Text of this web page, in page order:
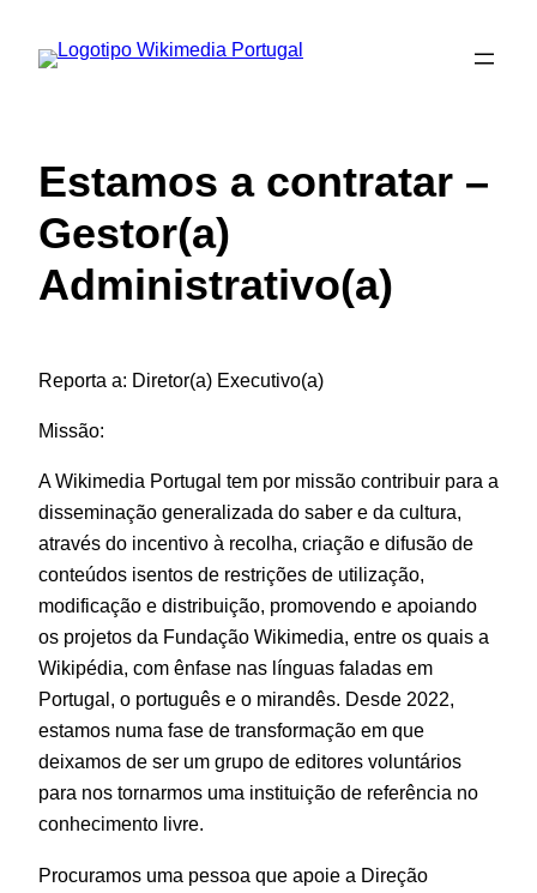
para
Estamos a contratar –
Gestor(a)
Administrativo(a)
Reporta a: Diretor(a) Executivo(a)
Missão:
A Wikimedia Portugal tem por missão contribuir para a
disseminação generalizada do saber e da cultura,
através do incentivo à recolha, criação e difusão de
conteúdos isentos de restrições de utilização,
modificação e distribuição, promovendo e apoiando
os projetos da Fundação Wikimedia, entre os quais a
Wikipédia, com ênfase nas línguas faladas em
Portugal, o português e o mirandês. Desde 2022,
estamos numa fase de transformação em que
deixamos de ser um grupo de editores voluntários
para nos tornarmos uma instituição de referência no
conhecimento livre.
Procuramos uma pessoa que apoie a Direção